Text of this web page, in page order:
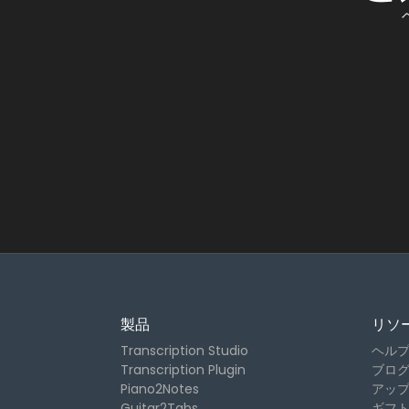
製品
Transcription Studio
Transcription Plugin
Piano2Notes
リソ
ヘル
ブログ
アッ